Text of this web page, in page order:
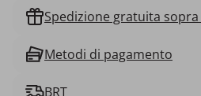
Spedizione gratuita sopra
Metodi di pagamento
BRT